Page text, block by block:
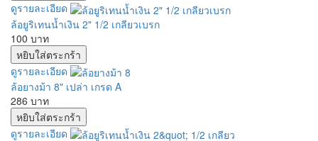
ดูรายละเอียด
ล้อยูริเทนน้ำเงิน 2" 1/2 เกลียวเบรก
100 บาท
ดูรายละเอียด
ล้อยางม้า 8" เปล่า เกรด A
286 บาท
ดูรายละเอียด